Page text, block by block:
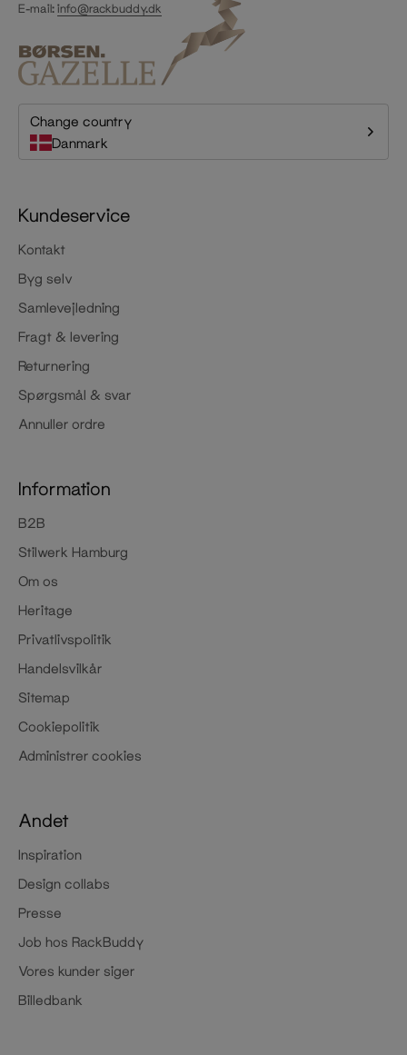
E-mail:info@rackbuddy.dk
Change country
Danmark
Kundeservice
Kontakt
Byg selv
Samlevejledning
Fragt & levering
Returnering
Spørgsmål & svar
Annuller ordre
Information
B2B
Stilwerk Hamburg
Om os
Heritage
Privatlivspolitik
Handelsvilkår
Sitemap
Cookiepolitik
Administrer cookies
Andet
Inspiration
Design collabs
Presse
Job hos RackBuddy
Vores kunder siger
Billedbank